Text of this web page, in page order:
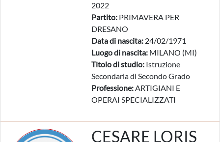
2022
Partito: PRIMAVERA PER
DRESANO
Data di nascita: 24/02/1971
Luogo di nascita: MILANO (MI)
Titolo di studio: Istruzione
Secondaria di Secondo Grado
Professione:ARTIGIANI E
OPERAI SPECIALIZZATI
CESARE LORIS